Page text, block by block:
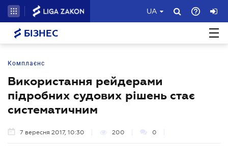
UA
БІЗНЕС
Комплаєнс
Використання рейдерами
підробних судових рішень стає
систематичним
7 вересня 2017, 10:30 200 0